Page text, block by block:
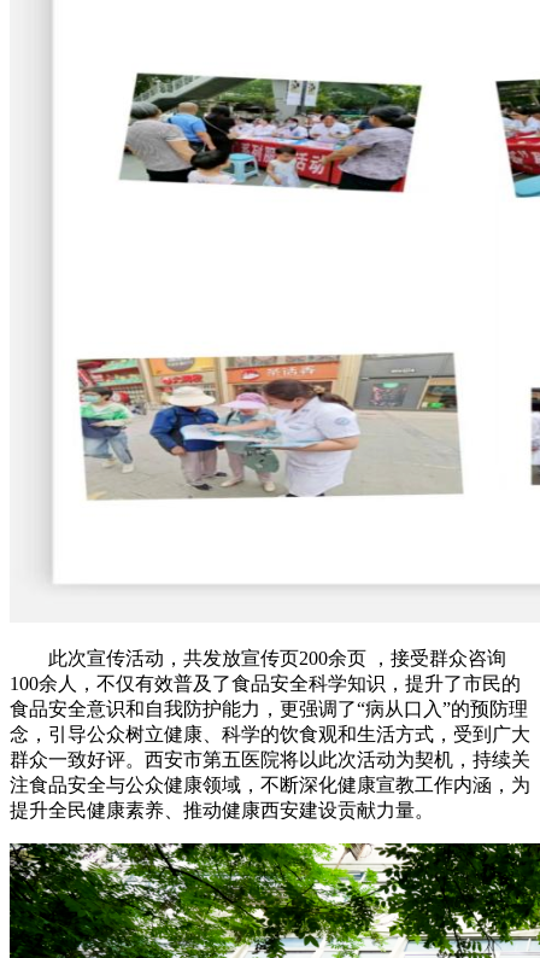
此次宣传活动，共发放宣传页200余页 ，接受群众咨询
100余人，不仅有效普及了食品安全科学知识，提升了市民的
食品安全意识和自我防护能力，更强调了“病从口入”的预防理
念，引导公众树立健康、科学的饮食观和生活方式，受到广大
群众一致好评。西安市第五医院将以此次活动为契机，持续关
注食品安全与公众健康领域，不断深化健康宣教工作内涵，为
提升全民健康素养、推动健康西安建设贡献力量。